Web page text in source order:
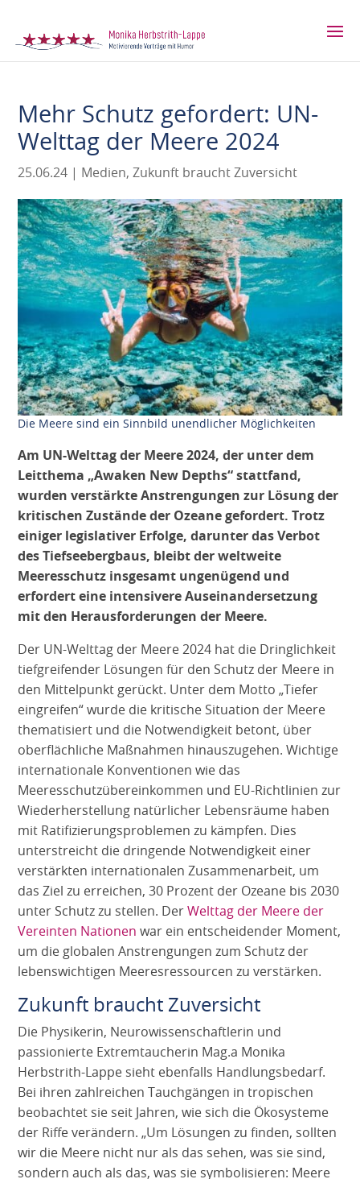
Mehr Schutz gefordert: UN-
Welttag der Meere 2024
25.06.24 | Medien,Zukunft braucht Zuversicht
Die Meere sind ein Sinnbild unendlicher Möglichkeiten
Am UN-Welttag der Meere 2024, der unter dem
Leitthema „Awaken New Depths“ stattfand,
wurden verstärkte Anstrengungen zur Lösung der
kritischen Zustände der Ozeane gefordert. Trotz
einiger legislativer Erfolge, darunter das Verbot
des Tiefseebergbaus, bleibt der weltweite
Meeresschutz insgesamt ungenügend und
erfordert eine intensivere Auseinandersetzung
mit den Herausforderungen der Meere.
Der UN-Welttag der Meere 2024 hat die Dringlichkeit
tiefgreifender Lösungen für den Schutz der Meere in
den Mittelpunkt gerückt. Unter dem Motto „Tiefer
eingreifen“ wurde die kritische Situation der Meere
thematisiert und die Notwendigkeit betont, über
oberflächliche Maßnahmen hinauszugehen. Wichtige
internationale Konventionen wie das
Meeresschutzübereinkommen und EU-Richtlinien zur
Wiederherstellung natürlicher Lebensräume haben
mit Ratifizierungsproblemen zu kämpfen. Dies
unterstreicht die dringende Notwendigkeit einer
verstärkten internationalen Zusammenarbeit, um
das Ziel zu erreichen, 30 Prozent der Ozeane bis 2030
unter Schutz zu stellen. DerWelttag der Meere der
Vereinten Nationen war ein entscheidender Moment,
um die globalen Anstrengungen zum Schutz der
lebenswichtigen Meeresressourcen zu verstärken.
Zukunft braucht Zuversicht
Die Physikerin, Neurowissenschaftlerin und
passionierte Extremtaucherin Mag.a Monika
Herbstrith-Lappe sieht ebenfalls Handlungsbedarf.
Bei ihren zahlreichen Tauchgängen in tropischen
beobachtet sie seit Jahren, wie sich die Ökosysteme
der Riffe verändern. „Um Lösungen zu finden, sollten
wir die Meere nicht nur als das sehen, was sie sind,
sondern auch als das, was sie symbolisieren: Meere